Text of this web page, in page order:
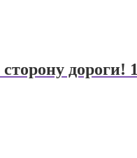
дороги!